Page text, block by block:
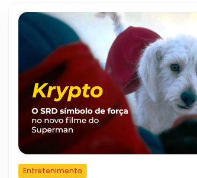
Entretenimento